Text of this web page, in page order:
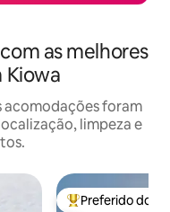
as melhores
Kiowa
acomodações foram
limpeza e
Entre os
Preferido dos